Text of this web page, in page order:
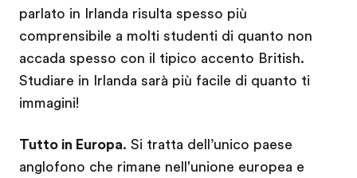
parlato in Irlanda risulta spesso più
comprensibile a molti studenti di quanto non
accada spesso con il tipico accento British.
Studiare in Irlanda sarà più facile di quanto ti
immagini!
Tutto in Europa. Si tratta dell’unico paese
anglofono che rimane nell'unione europea e